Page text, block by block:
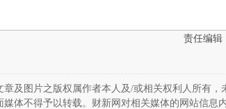
责任编辑
及图片之版权属作者本人及/或相关权利人所有，
媒体不得予以转载。财新网对相关媒体的网站信息